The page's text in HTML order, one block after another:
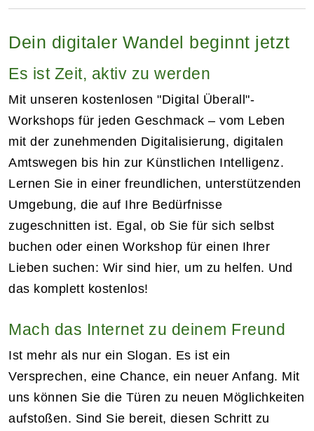
Dein digitaler Wandel beginnt jetzt
Es ist Zeit, aktiv zu werden
Mit unseren kostenlosen "Digital Überall"-
Workshops für jeden Geschmack – vom Leben
mit der zunehmenden Digitalisierung, digitalen
Amtswegen bis hin zur Künstlichen Intelligenz.
Lernen Sie in einer freundlichen, unterstützenden
Umgebung, die auf Ihre Bedürfnisse
zugeschnitten ist. Egal, ob Sie für sich selbst
buchen oder einen Workshop für einen Ihrer
Lieben suchen: Wir sind hier, um zu helfen. Und
das komplett kostenlos!
Mach das Internet zu deinem Freund
Ist mehr als nur ein Slogan. Es ist ein
Versprechen, eine Chance, ein neuer Anfang. Mit
uns können Sie die Türen zu neuen Möglichkeiten
aufstoßen. Sind Sie bereit, diesen Schritt zu